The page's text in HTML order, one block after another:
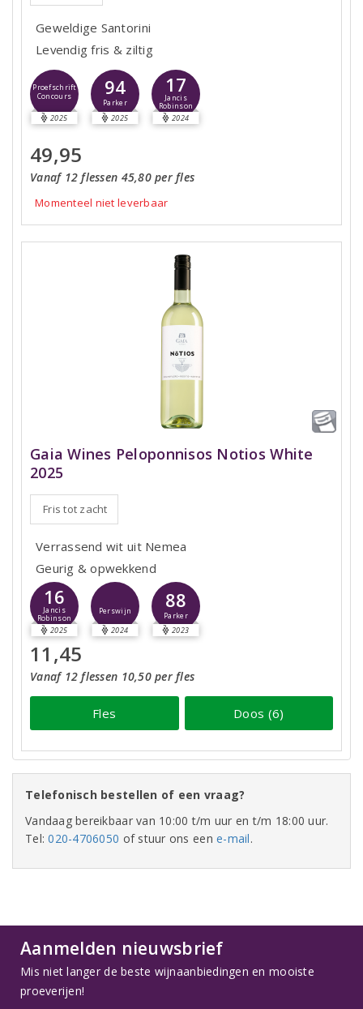
Geweldige Santorini
Levendig fris & ziltig
Proefschrift
Concours
2025
94
Parker
2025
17
Jancis
Robinson
2024
49,95
Vanaf 12 flessen 45,80 per fles
Momenteel niet leverbaar
Gaia Wines Peloponnisos Notios White
2025
Fris tot zacht
Verrassend wit uit Nemea
Geurig & opwekkend
16
Jancis
Robinson
2025
Perswijn
2024
88
Parker
2023
11,45
Vanaf 12 flessen 10,50 per fles
Fles Doos (6)
Telefonisch bestellen of een vraag?
Vandaag bereikbaar van 10:00 t/m uur en t/m 18:00 uur.
Tel:020-4706050 of stuur ons eene-mail.
Aanmelden nieuwsbrief
Mis niet langer de beste wijnaanbiedingen en mooiste
proeverijen!